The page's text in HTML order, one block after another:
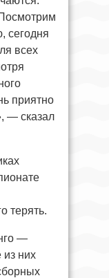
сегодня
всех
приятно
— сказал
терять.
—
них